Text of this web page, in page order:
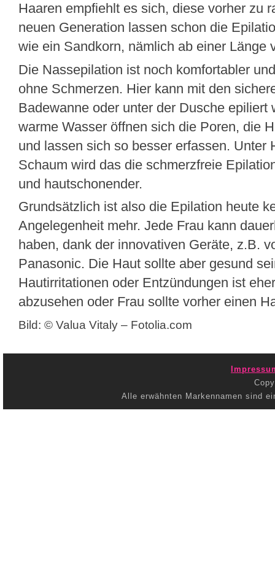
Haaren empfiehlt es sich, diese vorher zu
neuen Generation lassen schon die
wie ein Sandkorn, nämlich ab einer Länge
Die Nassepilation ist noch komfortabler
ohne Schmerzen. Hier kann mit den
Badewanne oder unter der Dusche epiliert
warme Wasser öffnen sich die Poren, die
und lassen sich so besser erfassen. Unter
Schaum wird das die schmerzfreie
und hautschonender.
Grundsätzlich ist also die Epilation heute
Angelegenheit mehr. Jede Frau kann
haben, dank der innovativen Geräte, z.B.
Panasonic. Die Haut sollte aber gesund
Hautirritationen oder Entzündungen ist
abzusehen oder Frau sollte vorher einen
Bild: © Valua Vitaly – Fotolia.com
Alle erwähnten Markennamen sind